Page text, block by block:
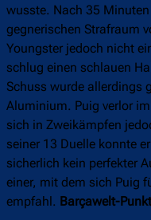
wusste. Nach 35
gegnerischen Strafraum
Youngster jedoch nicht
schlug einen schlauen
Schuss wurde allerdings
Aluminium. Puig verlor
sich in Zweikämpfen
seiner 13 Duelle konnte
sicherlich kein perfekter
einer, mit dem sich Puig
empfahl. Barçawelt-